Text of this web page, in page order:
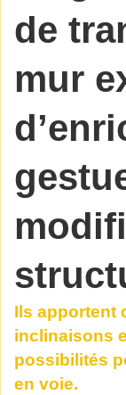
de
mur
Ils apportent
inclinaisons
possibilités
en voie.